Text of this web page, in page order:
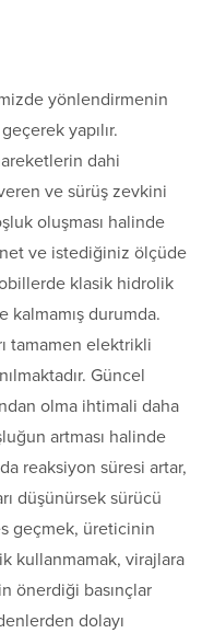
yönlendirmenin
yapılır.
dahi
ve sürüş zevkini
oluşması halinde
ve istediğiniz ölçüde
klasik hidrolik
durumda.
tamamen elektrikli
Güncel
olma ihtimali daha
artması halinde
reaksiyon süresi artar,
düşünürsek sürücü
geçmek, üreticinin
kullanmamak, virajlara
önerdiği basınçlar
dolayı